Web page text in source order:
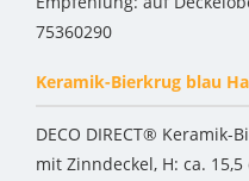
75360290
Keramik-Bierkrug blau
DECO DIRECT® Keramik-
mit Zinndeckel, H: ca.